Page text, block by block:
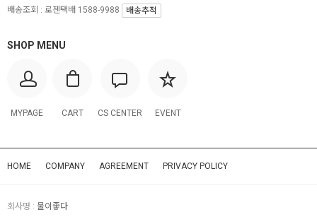
SHOP MENU
MYPAGE CART CS CENTER EVENT
배송조회 : 로젠택배 1588-9988
배송추적
HOME COMPANY AGREEMENT PRIVACY POLICY
회사명 : 물이좋다